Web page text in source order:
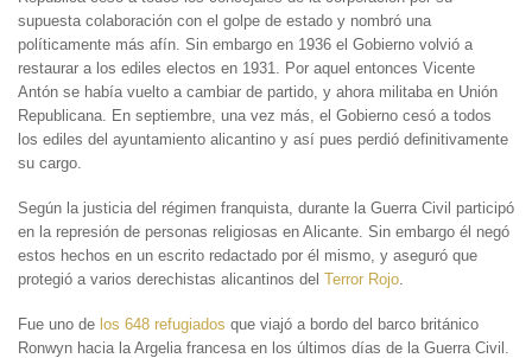
supuesta colaboración con el golpe de estado y nombró una
políticamente más afín. Sin embargo en 1936 el Gobierno volvió a
restaurar a los ediles electos en 1931. Por aquel entonces Vicente
Antón se había vuelto a cambiar de partido, y ahora militaba en Unión
Republicana. En septiembre, una vez más, el Gobierno cesó a todos
los ediles del ayuntamiento alicantino y así pues perdió definitivamente
su cargo.
Según la justicia del régimen franquista, durante la Guerra Civil participó
en la represión de personas religiosas en Alicante. Sin embargo él negó
estos hechos en un escrito redactado por él mismo, y aseguró que
protegió a varios derechistas alicantinos del Terror Rojo
Fue uno de los 648 refugiados que viajó a bordo del barco británico
Ronwyn hacia la Argelia francesa en los últimos días de la Guerra Civil.